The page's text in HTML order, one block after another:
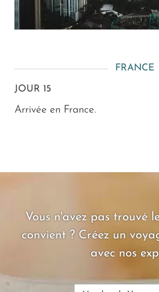
FRANCE
JOUR 15
Arrivée en France.
Vous n'avez pas trouvé
convient ? Créez un
avec nos